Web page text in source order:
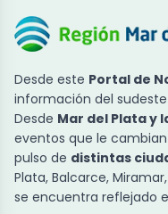
Desde este Portal de
información del sudeste
Desde Mar del Plata y
eventos que le cambian
pulso de distintas
Plata, Balcarce,
se encuentra reflejado